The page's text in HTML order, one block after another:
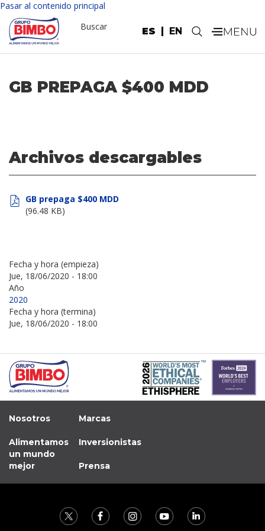
Pasar al contenido principal
ES EN
Buscar .
GB PREPAGA $400 MDD
Archivos descargables
GB prepaga $400 MDD
(96.48 KB)
Fecha y hora (empieza)
Jue, 18/06/2020 - 18:00
Año
2020
Fecha y hora (termina)
Jue, 18/06/2020 - 18:00
Nosotros
Alimentamos
un mundo
mejor
Marcas
Inversionistas
Prensa